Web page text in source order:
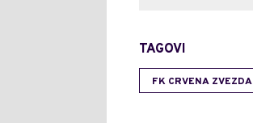
TAGOVI
FK CRVENA ZVEZDA